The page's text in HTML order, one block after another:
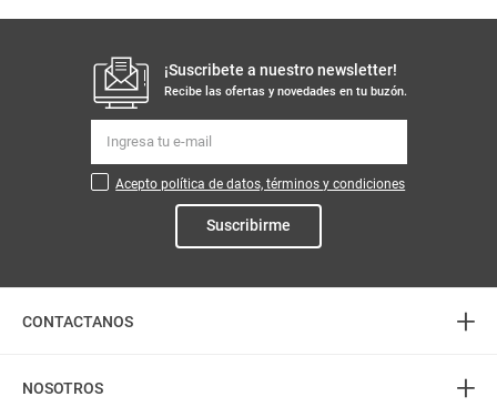
¡Suscribete a nuestro newsletter!
Recibe las ofertas y novedades en tu buzón.
Acepto política de datos, términos y condiciones
Suscribirme
CONTACTANOS +
Atención telefónica
NOSOTROS +